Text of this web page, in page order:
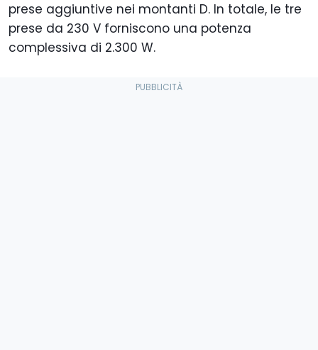
prese aggiuntive nei montanti D. In totale, le tre
prese da 230 V forniscono una potenza
complessiva di 2.300 W.